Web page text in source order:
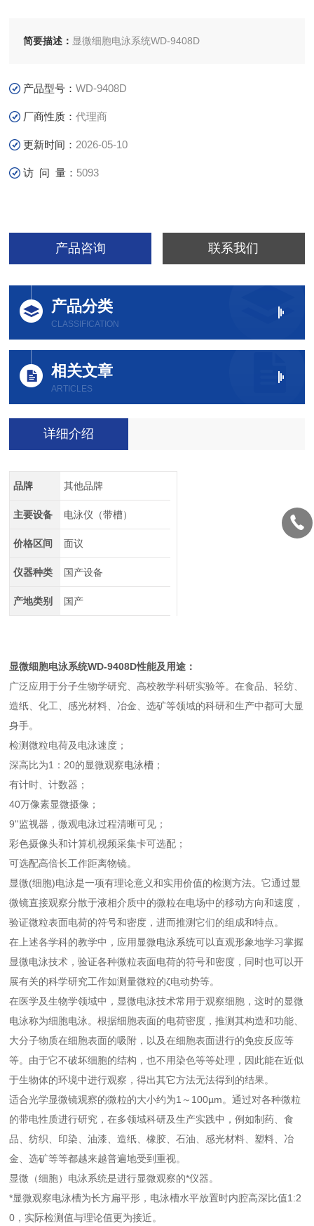
简要描述： 显微细胞电泳系统WD-9408D
产品型号：WD-9408D
厂商性质：代理商
更新时间： 2026-05-10
访 问 量： 5093
产品咨询 联系我们
产品分类
CLASSIFICATION
相关文章
ARTICLES
详细介绍
品牌 其他品牌
主要设备 电泳仪（带槽）
价格区间 面议
仪器种类 国产设备
产地类别 国产
显微细胞电泳系统WD-9408D性能及用途：
广泛应用于分子生物学研究、高校教学科研实验等。在食品、轻纺、
造纸、化工、感光材料、冶金、选矿等领域的科研和生产中都可大显
身手。
检测微粒电荷及电泳速度；
深高比为1：20的显微观察电泳槽 ；
有计时、计数器；
40万像素显微摄像；
9''监视器，微观电泳过程清晰可见；
彩色摄像头和计算机视频采集卡可选配；
可选配高倍长工作距离物镜。
显微(细胞)电泳是一项有理论意义和实用价值的检测方法。它通过显
微镜直接观察分散于液相介质中的微粒在电场中的移动方向和速度，
验证微粒表面电荷的符号和密度，进而推测它们的组成和特点。
在上述各学科的教学中，应用显微电泳系统可以直观形象地学习掌握
显微电泳技术，验证各种微粒表面电荷的符号和密度，同时也可以开
展有关的科学研究工作如测量微粒的ζ电动势等。
在医学及生物学领域中，显微电泳技术常用于观察细胞，这时的显微
电泳称为细胞电泳。根据细胞表面的电荷密度，推测其构造和功能、
大分子物质在细胞表面的吸附，以及在细胞表面进行的免疫反应等
等。由于它不破坏细胞的结构，也不用染色等等处理，因此能在近似
于生物体的环境中进行观察，得出其它方法无法得到的结果。
适合光学显微镜观察的微粒的大小约为1～100µm。通过对各种微粒
的带电性质进行研究，在多领域科研及生产实践中，例如制药、食
品、纺织、印染、油漆、造纸、橡胶、石油、感光材料、塑料、冶
金、选矿等等都越来越普遍地受到重视。
显微（细胞）电泳系统是进行显微观察的*仪器。
*显微观察电泳槽为长方扁平形，电泳槽水平放置时内腔高深比值1:2
0，实际检测值与理论值更为接近。